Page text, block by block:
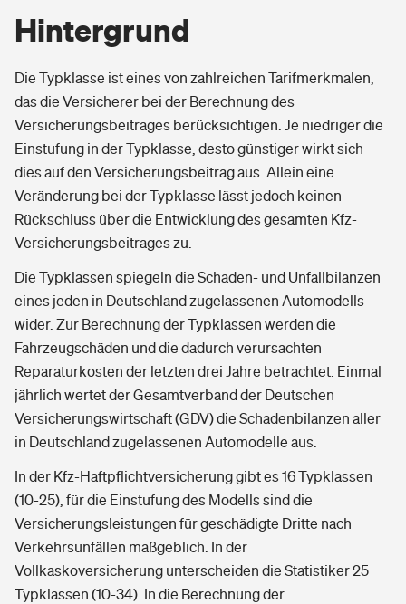
Hintergrund
Die Typklasse ist eines von zahlreichen Tarifmerkmalen,
das die Versicherer bei der Berechnung des
Versicherungsbeitrages berücksichtigen. Je niedriger die
Einstufung in der Typklasse, desto günstiger wirkt sich
dies auf den Versicherungsbeitrag aus. Allein eine
Veränderung bei der Typklasse lässt jedoch keinen
Rückschluss über die Entwicklung des gesamten Kfz-
Versicherungsbeitrages zu.
Die Typklassen spiegeln die Schaden- und Unfallbilanzen
eines jeden in Deutschland zugelassenen Automodells
wider. Zur Berechnung der Typklassen werden die
Fahrzeugschäden und die dadurch verursachten
Reparaturkosten der letzten drei Jahre betrachtet. Einmal
jährlich wertet der Gesamtverband der Deutschen
Versicherungswirtschaft (GDV) die Schadenbilanzen aller
in Deutschland zugelassenen Automodelle aus.
In der Kfz-Haftpflichtversicherung gibt es 16 Typklassen
(10-25), für die Einstufung des Modells sind die
Versicherungsleistungen für geschädigte Dritte nach
Verkehrsunfällen maßgeblich. In der
Vollkaskoversicherung unterscheiden die Statistiker 25
Typklassen (10-34). In die Berechnung der